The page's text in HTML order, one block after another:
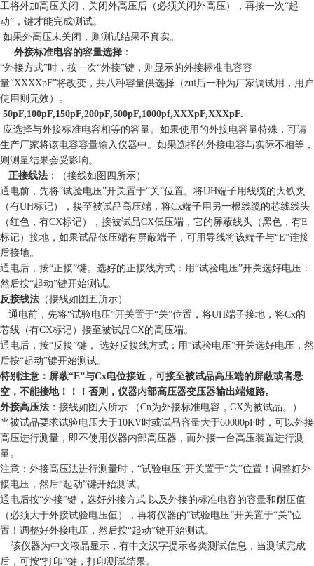
工将外加高压关闭，关闭外高压后（必须关闭外高压），再按一次“起
动”，键才能完成测试。
如果外高压未关闭，则测试结果不真实。
外接标准电容的容量选择 ：
“外接方式”时，按一次“外接”键，则显示的外接标准电容容
量“XXXXpF”将改变，共八种容量供选择（zui后一种为厂家调试用，用户
使用则无效）。
50pF,100pF,150pF,200pF,500pF,1000pf,XXXpF,XXXpF.
应选择与外接标准电容相等的容量。如果使用的外接电容量特殊，可请
生产厂家将该电容容量输入仪器中。如果选择的外接电容与实际不相等，
则测量结果会受影响。
正接线法 ：（接线如图四所示）
通电前，先将“试验电压”开关置于“关”位置。将UH端子用线缆的大铁夹
（有UH标记），接至被试品高压端，将Cx端子用另一根线缆的芯线线头
（红色，有CX标记），接被试品CX低压端，它的屏蔽线头（黑色，有E
标记）接地，如果试品低压端有屏蔽端子，可用导线将该端子与“E”连接
后接地。
通电后，按“正接”键。选好的正接线方式：用“试验电压”开关选好电压：
然后按“起动”键开始测试。
反接线法 （接线如图五所示）
通电前，先将“试验电压”开关置于“关”位置，将UH端子接地，将Cx的
芯线（有CX标记）接至被试品CX的高压端。
通电后，按“反接”键， 选好反接线方式：用“试验电压”开关选好电压，然
后按“起动”键开始测试。
特别注意：屏蔽“E”与Cx电位接近，可接至被试品高压端的屏蔽或者悬
空，不能接地！！！否则，仪器内部高压器变压器输出端短路。
外接高压法 ：接线如图六所示 （Cn为外接标准电容，CX为被试品。）
当被试品要求试验电压大于10KV时或试品容量大于60000pF时，可以外接
高压进行测量，即不使用仪器内部高压器，而外接一台高压装置进行测
量。
注意：外接高压法进行测量时，“试验电压”开关置于“关”位置！调整好外
接电压，然后“起动”键开始测试。
通电后按“外接”键，选好外接方式 以及外接的标准电容的容量和耐压值
（必须大于外接试验电压值），再将仪器的“试验电压”开关置于“关”位
置！调整好外接电压，然后按“起动”键开始测试。
该仪器为中文液晶显示，有中文汉字提示各类测试信息，当测试完成
后，可按“打印”键，打印测试结果。